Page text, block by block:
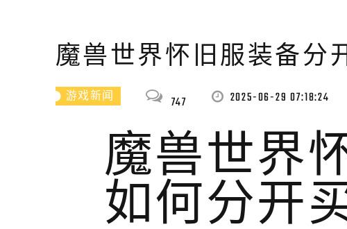
魔兽世界怀旧服装备分
游戏新闻 747 2025-06-29 07:18:24
魔兽世界
如何分开